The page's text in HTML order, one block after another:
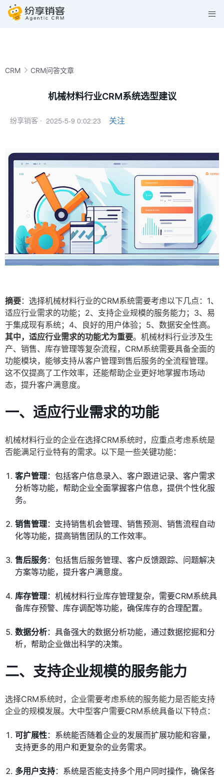
CRM CRM问答文章
机械材料行业CRM系统选型建议
纷享销客 · 2025-5-9 0:02:23 关注
摘要：选择机械材料行业的CRM系统需要考虑以下几点：1、
适应行业需求的功能；2、支持企业规模的服务能力；3、易
于集成现有系统；4、良好的用户体验；5、数据安全性高。
其中，适应行业需求的功能尤为重要。机械材料行业涉及生
产、销售、库存管理等复杂流程，CRM系统需要具备全面的
功能模块，能够支持从客户管理到售后服务的全流程管理。
这不仅提高了工作效率，还能帮助企业更好地掌握市场动
态，提升客户满意度。
一、适应行业需求的功能
机械材料行业的企业在选择CRM系统时，应重点考虑系统是
否能满足行业特有的需求。以下是一些关键功能：
客户管理：包括客户信息录入、客户跟进记录、客户需求
分析等功能，帮助企业全面掌握客户信息，提供个性化服
务。
销售管理：支持销售机会管理、销售预测、销售流程自动
化等功能，提高销售团队的工作效率。
售后服务：包括售后服务管理、客户反馈跟踪、问题解决
方案等功能，提升客户满意度。
库存管理：机械材料行业库存管理复杂，需要CRM系统具
备库存预警、库存调配等功能，确保库存的合理配置。
数据分析：具备强大的数据分析功能，通过数据挖掘和分
析，帮助企业做出科学的决策。
二、支持企业规模的服务能力
选择CRM系统时，企业需要考虑系统的服务能力是否能支持
企业的规模发展。大中型客户需要CRM系统具备以下特点：
可扩展性：系统能否随着企业的发展而扩展功能和容量，
支持更多的用户和更复杂的业务需求。
多用户支持：系统是否能支持多个用户同时操作，确保各